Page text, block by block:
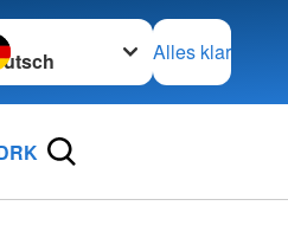
wechseln zu
Alles klar